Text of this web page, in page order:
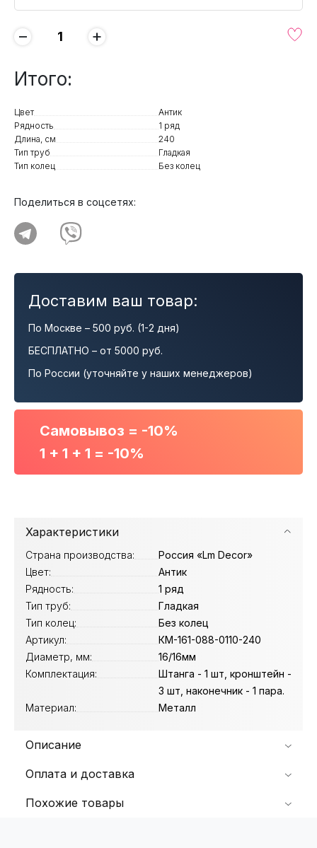
− +
Итого:
Цвет
Антик
Рядность
1 ряд
Длина, см
240
Тип труб
Гладкая
Тип колец
Без колец
Поделиться в соцсетях:
Доставим ваш товар:
По Москве – 500 руб. (1-2 дня)
БЕСПЛАТНО – от 5000 руб.
По России (уточняйте у наших менеджеров)
Самовывоз = -10%
1 + 1 + 1 = -10%
Характеристики
Страна производства:
Россия «Lm Decor»
Цвет:
Антик
Рядность:
1 ряд
Тип труб:
Гладкая
Тип колец:
Без колец
Артикул:
КМ-161-088-0110-240
Диаметр, мм:
16/16мм
Комплектация:
Штанга - 1 шт, кронштейн -
3 шт, наконечник - 1 пара.
Материал:
Металл
Описание
Оплата и доставка
Похожие товары